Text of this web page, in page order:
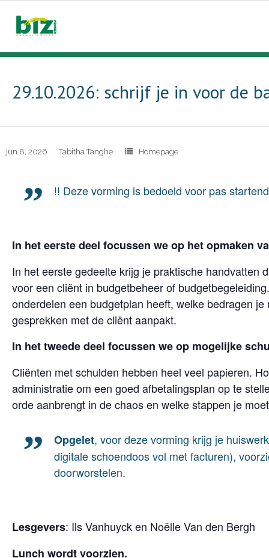
29.10.2026: schrijf je in voor de
jun 8, 2026 Tabitha Tanghe Homepage
!! Deze vorming is bedoeld voor pas
In het eerste deel focussen we op het opmaken
In het eerste gedeelte krijg je praktische handvatten
voor een cliënt in budgetbeheer of
onderdelen een budgetplan heeft, welke bedragen
gesprekken met de cliënt aanpakt.
In het tweede deel focussen we op mogelijke
Cliënten met schulden hebben heel veel papieren.
administratie om een goed afbetalingsplan op te
orde aanbrengt in de chaos en welke stappen je
Opgelet, voor deze vorming krijg je
digitale schoendoos vol met facturen),
doorworstelen.
Lesgevers: Ils Vanhuyck en Noëlle Van den Bergh
Lunch wordt voorzien.